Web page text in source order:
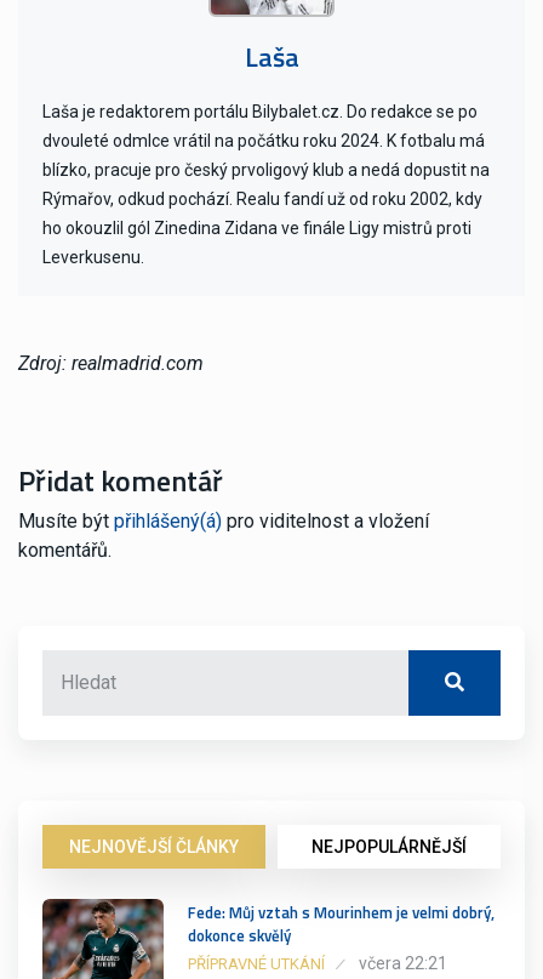
Laša
Laša je redaktorem portálu Bilybalet.cz. Do redakce se po
dvouleté odmlce vrátil na počátku roku 2024. K fotbalu má
blízko, pracuje pro český prvoligový klub a nedá dopustit na
Rýmařov, odkud pochází. Realu fandí už od roku 2002, kdy
ho okouzlil gól Zinedina Zidana ve finále Ligy mistrů proti
Leverkusenu.
Zdroj: realmadrid.com
Přidat komentář
Musíte být přihlášený(á) pro viditelnost a vložení
komentářů.
NEJNOVĚJŠÍ ČLÁNKY NEJPOPULÁRNĚJŠÍ
Fede: Můj vztah s Mourinhem je velmi dobrý,
dokonce skvělý
PŘÍPRAVNÉ UTKÁNÍ včera 22:21